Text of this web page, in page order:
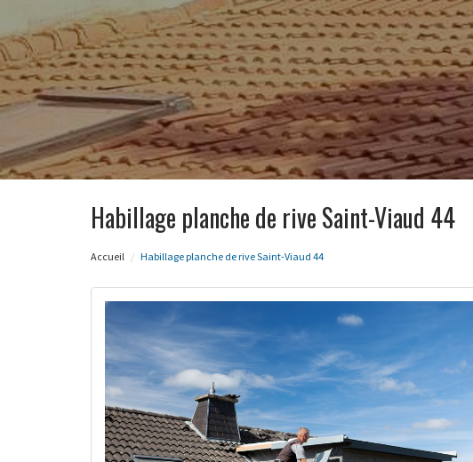
Habillage planche de rive Saint-Viaud 44
Accueil Habillage planche de rive Saint-Viaud 44